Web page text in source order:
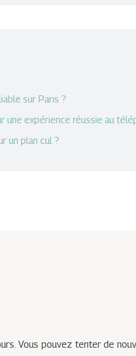
sur Paris ?
une expérience réussie au
un plan cul ?
Vous pouvez tenter de